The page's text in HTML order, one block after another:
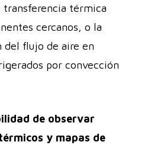
transferencia térmica
cercanos, o la
del flujo de aire en
por convección
de observar
y mapas de